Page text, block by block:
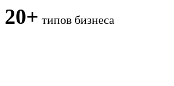
20+ типов бизнеса